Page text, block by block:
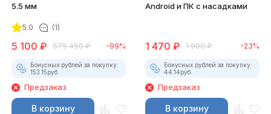
5.5 мм
5.0 (1)
5 100 ₽ 575 450 ₽ -99%
Бонусных рублей за покупку:
153.15руб.
Предзаказ
В корзину
Android и ПК с насадками
1 470 ₽ 1 900 ₽ -23%
Бонусных рублей за покупку:
44.14руб.
Предзаказ
В корзину